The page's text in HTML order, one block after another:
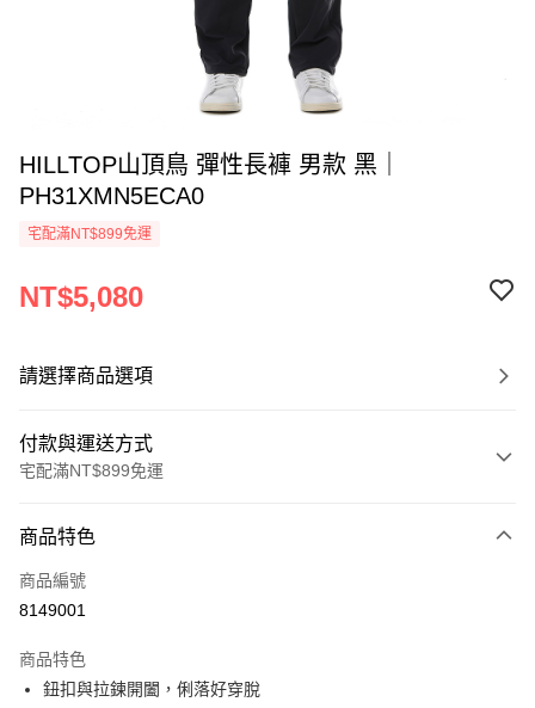
HILLTOP山頂鳥 彈性長褲 男款 黑｜
PH31XMN5ECA0
宅配滿NT$899免運
NT$5,080
請選擇商品選項
付款與運送方式
宅配滿NT$899免運
信用卡一次付款
LINE Pay
悠遊付
商品特色
商品編號
8149001
商品特色
鈕扣與拉鍊開闔，俐落好穿脫